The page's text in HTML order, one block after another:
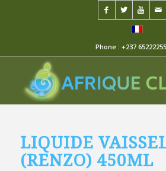
Phone : +237
LIQUIDE
(RENZO) 450ML